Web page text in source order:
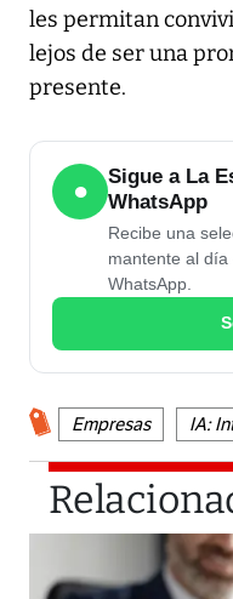
les permitan
lejos de ser una
presente.
●
Sigue a La
WhatsApp
Recibe una
mantente al
WhatsApp.
Empresas IA: